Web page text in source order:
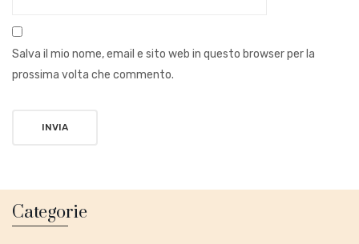
Salva il mio nome, email e sito web in questo browser per la
prossima volta che commento.
Categorie